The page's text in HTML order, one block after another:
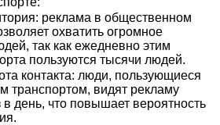
реклама в общественном
охватить огромное
так как ежедневно этим
пользуются тысячи людей.
контакта: люди, пользующиеся
транспортом, видят рекламу
в день, что повышает вероятность